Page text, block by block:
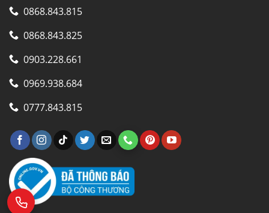
0868.843.815
0868.843.825
0903.228.661
0969.938.684
0777.843.815